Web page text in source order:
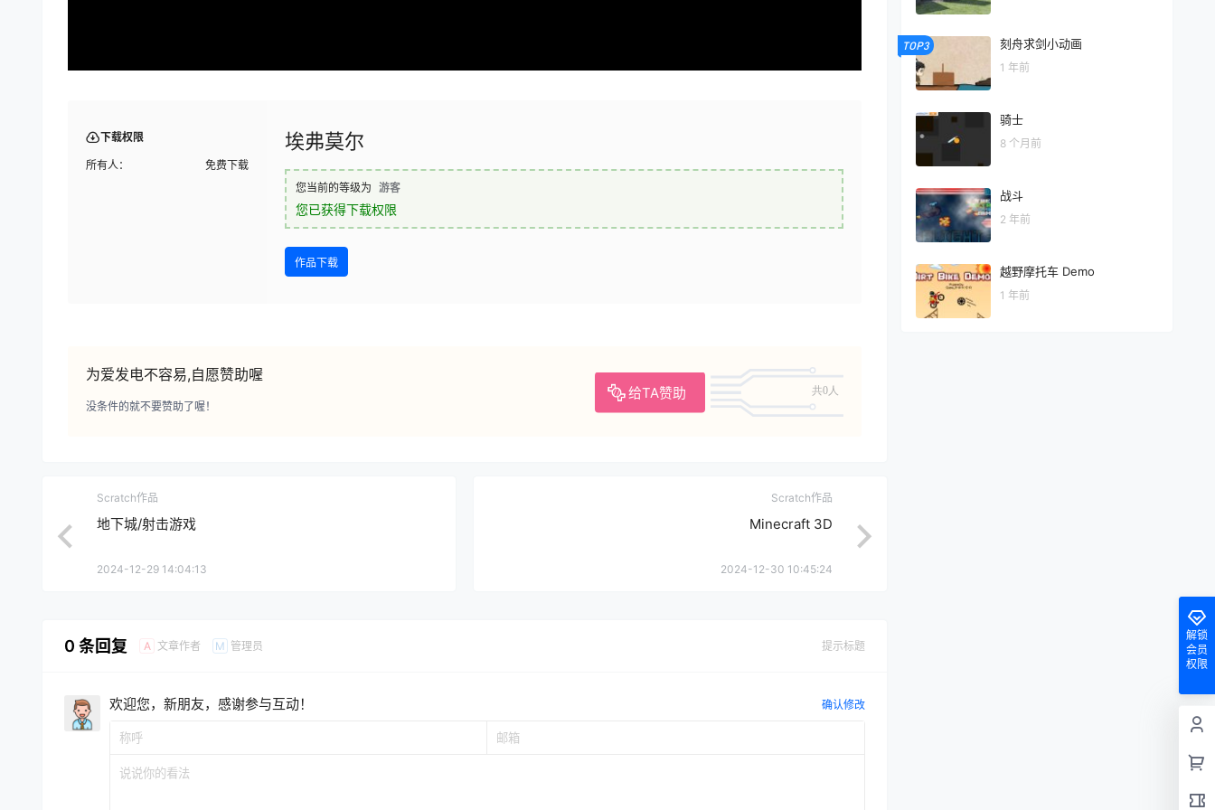
下载权限
所有人： 免费下载
埃弗莫尔
您当前的等级为 游客
您已获得下载权限
作品下载
为爱发电不容易,自愿赞助喔
给TA赞助 共0人
没条件的就不要赞助了喔！
Scratch作品
地下城/射击游戏
2024-12-29 14:04:13
Scratch作品
Minecraft 3D
2024-12-30 10:45:24
0 条回复 A 文章作者 M 管理员 提示标题
欢迎您，新朋友，感谢参与互动！ 确认修改
TOP3 刻舟求剑小动画
1 年前
骑士
8 个月前
战斗
2 年前
越野摩托车 Demo
1 年前
解锁
会员
权限